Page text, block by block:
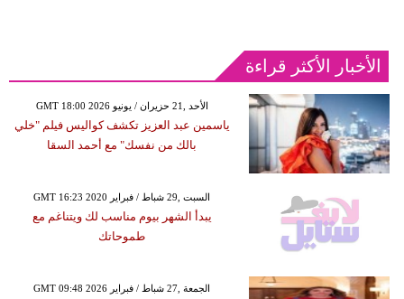
الأخبار الأكثر قراءة
GMT 18:00 2026 الأحد ,21 حزيران / يونيو
ياسمين عبد العزيز تكشف كواليس فيلم "خلي
بالك من نفسك" مع أحمد السقا
GMT 16:23 2020 السبت ,29 شباط / فبراير
يبدأ الشهر بيوم مناسب لك ويتناغم مع
طموحاتك
GMT 09:48 2026 الجمعة ,27 شباط / فبراير